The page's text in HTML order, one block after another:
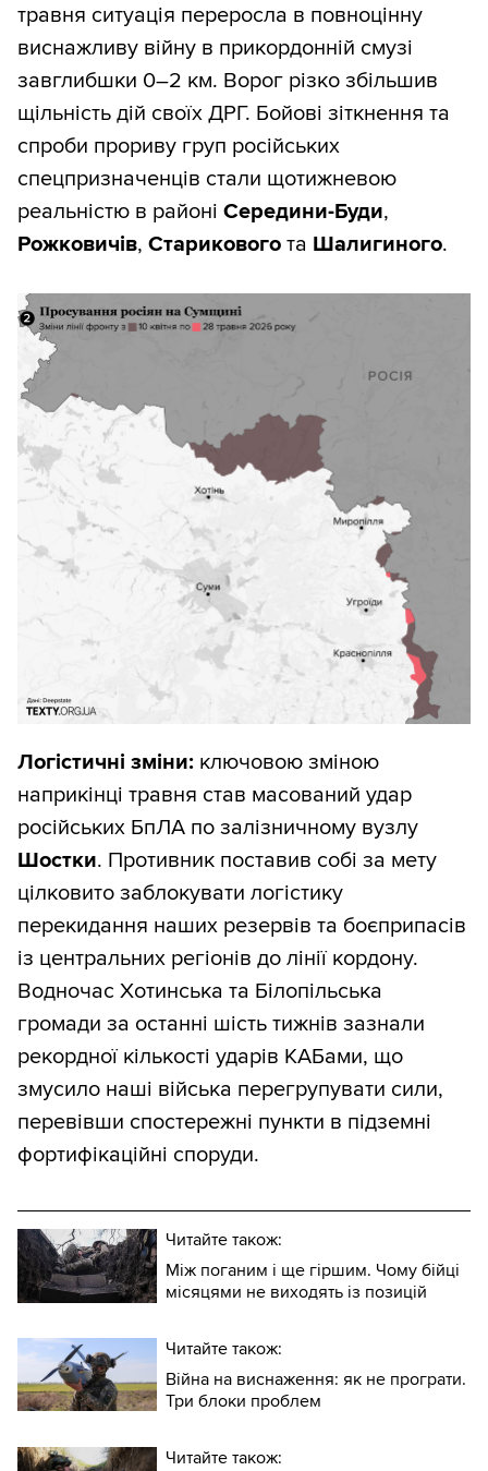
Така форма графіка дає змогу швидко
робити висновки:
жовтень 2023-го — серпень 2024-го
— суттєві втрати росіян, малі втрати
територій (ситуація ок);
жовтень 2024-го — січень 2025-го —
дуже великі втрати росіян, але й
швидша втрата територій (ситуація
складна, але контрольована);
травня по серпень 2025 року
відбувається швидка втрата
територій (ситуація погана);
вересень — жовтень 2025-го —
бачимо, що втрати росіян зростають і
вони просуваються повільніше,
можна говорити про стабілізацію;
листопад 2025-го — січень 2026-го
— знову все стало значно гірше;
лютий 2026-го — ситуація
вирівнюється;
березень — травень 2026-го —
покращення.
Ми розглядали різні варіанти графіка,
зокрема такий, коли зверху й знизу йдуть
сумарні втрати росіян і сумарні втрати
територій. Такий графік гірше показує
тенденцію, тому що треба порівнювати
два нахили, а не один. Ще один варіант —
показувати зверху й знизу згладжені
графіки швидкості втрат території проти
втрати особового складу ворога. Однак
ми зупинилися на тому варіанті, який ви
травня ситуація переросла в повноцінну
виснажливу війну в прикордонній смузі
завглибшки 0–2 км. Ворог різко збільшив
щільність дій своїх ДРГ. Бойові зіткнення та
спроби прориву груп російських
спецпризначенців стали щотижневою
реальністю в районі Середини-Буди,
Рожковичів, Старикового та Шалигиного.
Логістичні зміни: ключовою зміною
наприкінці травня став масований удар
російських БпЛА по залізничному вузлу
Шостки. Противник поставив собі за мету
цілковито заблокувати логістику
перекидання наших резервів та боєприпасів
із центральних регіонів до лінії кордону.
Водночас Хотинська та Білопільська
громади за останні шість тижнів зазнали
рекордної кількості ударів КАБами, що
змусило наші війська перегрупувати сили,
перевівши спостережні пункти в підземні
фортифікаційні споруди.
Читайте також:
Між поганим і ще гіршим. Чому бійці
місяцями не виходять із позицій
Читайте також:
Війна на виснаження: як не програти.
Три блоки проблем
Читайте також: